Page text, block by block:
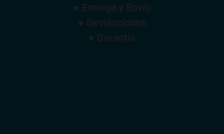
● Entrega y Envío
● Devoluciones
● Garantía